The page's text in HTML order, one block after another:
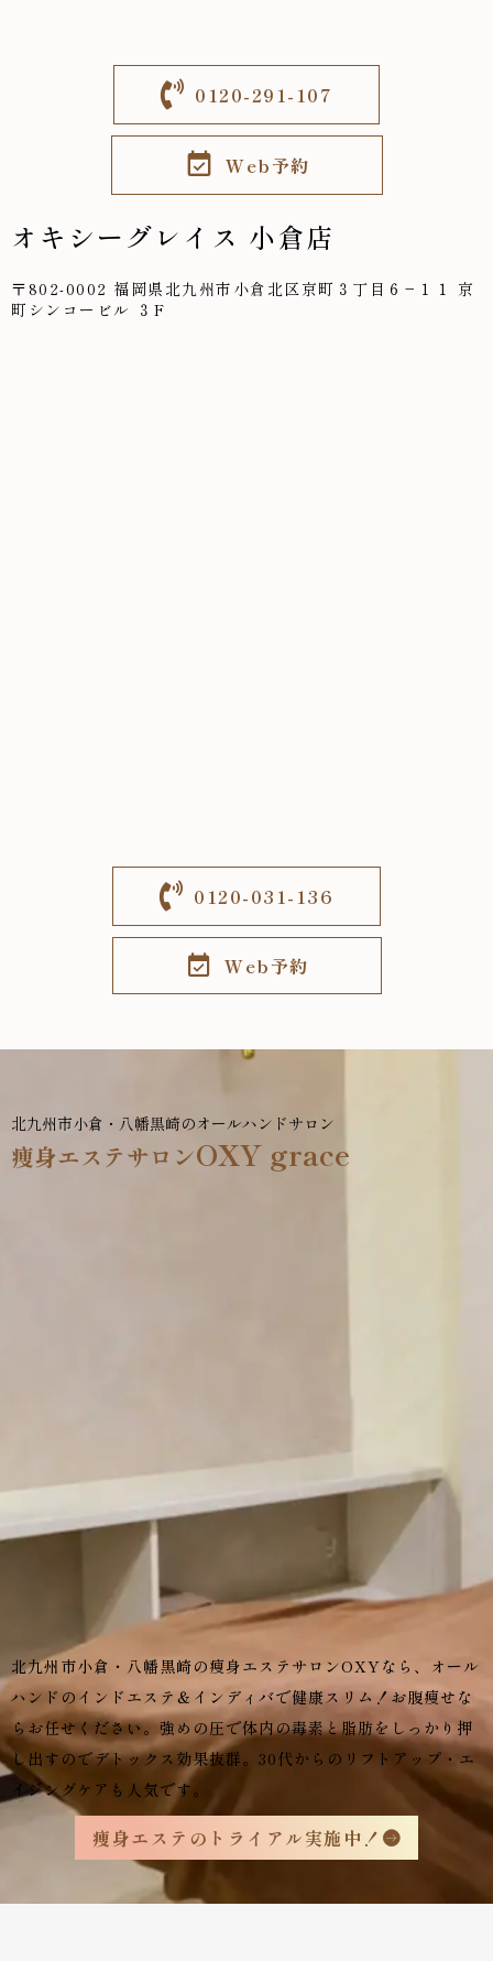
0120-291-107
Web予約
オキシーグレイス 小倉店
〒802-0002 福岡県北九州市小倉北区京町３丁目６−１１ 京
町シンコービル ３F
0120-031-136
Web予約
北九州市小倉・八幡黒崎のオールハンドサロン
痩身エステサロンOXY grace
北九州市小倉・八幡黒崎の痩身エステサロンOXYなら、オール
ハンドのインドエステ＆インディバで健康スリム！お腹痩せな
らお任せください。強めの圧で体内の毒素と脂肪をしっかり押
し出すのでデトックス効果抜群。30代からのリフトアップ・エ
イジングケアも人気です。
痩身エステのトライアル実施中！